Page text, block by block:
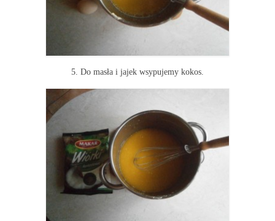
5. Do masła i jajek wsypujemy kokos.